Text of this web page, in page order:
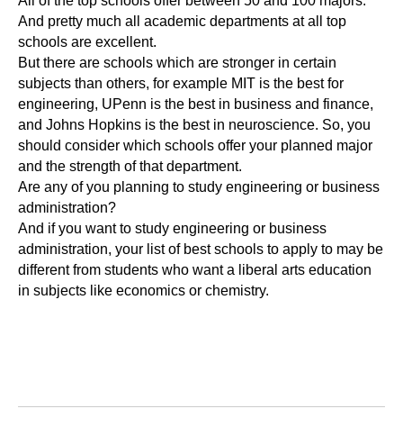
And pretty much all academic departments at all top
schools are excellent.
But there are schools which are stronger in certain
subjects than others, for example MIT is the best for
engineering, UPenn is the best in business and finance,
and Johns Hopkins is the best in neuroscience. So, you
should consider which schools offer your planned major
and the strength of that department.
Are any of you planning to study engineering or business
administration?
And if you want to study engineering or business
administration, your list of best schools to apply to may be
different from students who want a liberal arts education
in subjects like economics or chemistry.